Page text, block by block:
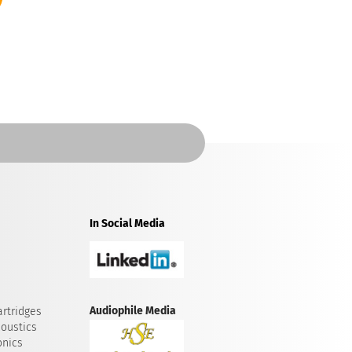
In Social Media
Audiophile Media